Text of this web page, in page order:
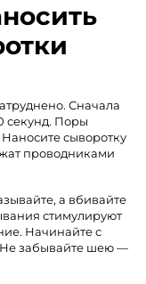
Сначала
секунд. Поры
сыворотку
проводниками
а вбивайте
стимулируют
Начинайте с
Не забывайте шею —